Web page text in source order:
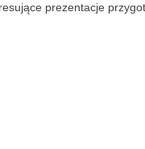
prezentacje